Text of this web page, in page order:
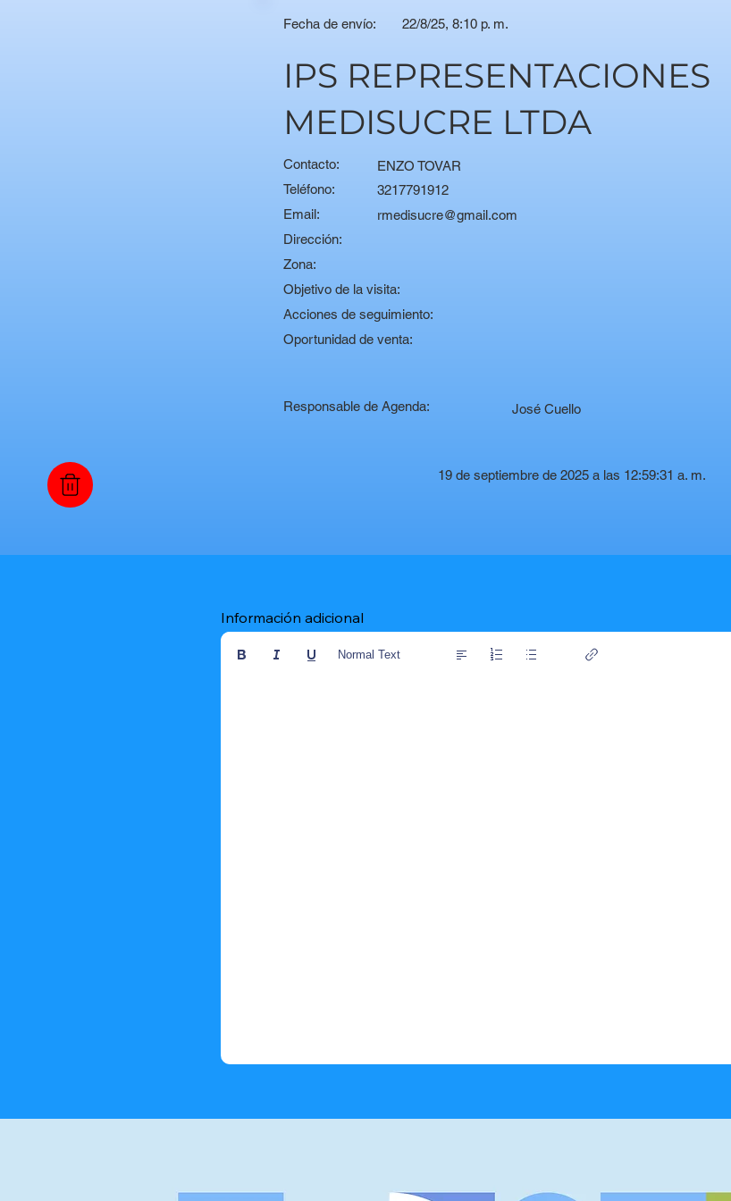
Fecha de envío: 22/8/25, 8:10 p. m.
IPS REPRESENTACIONES
MEDISUCRE LTDA
Contacto:
ENZO TOVAR
Teléfono:
3217791912
Email:
rmedisucre@gmail.com
Dirección:
Zona:
Objetivo de la visita:
Acciones de seguimiento:
Oportunidad de venta:
Responsable de Agenda: José Cuello
19 de septiembre de 2025 a las 12:59:31 a. m.
Información adicional
Normal Text